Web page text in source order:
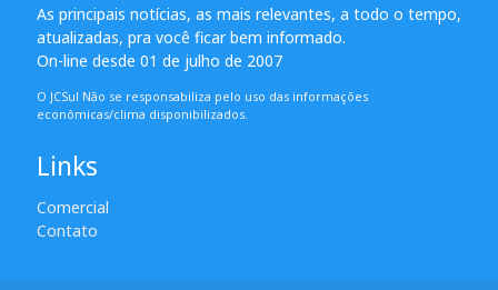
As principais notícias, as mais relevantes, a todo o tempo,
atualizadas, pra você ficar bem informado.
On-line desde 01 de julho de 2007
O JCSul Não se responsabiliza pelo uso das informações
econômicas/clima disponibilizados.
Links
Comercial
Contato